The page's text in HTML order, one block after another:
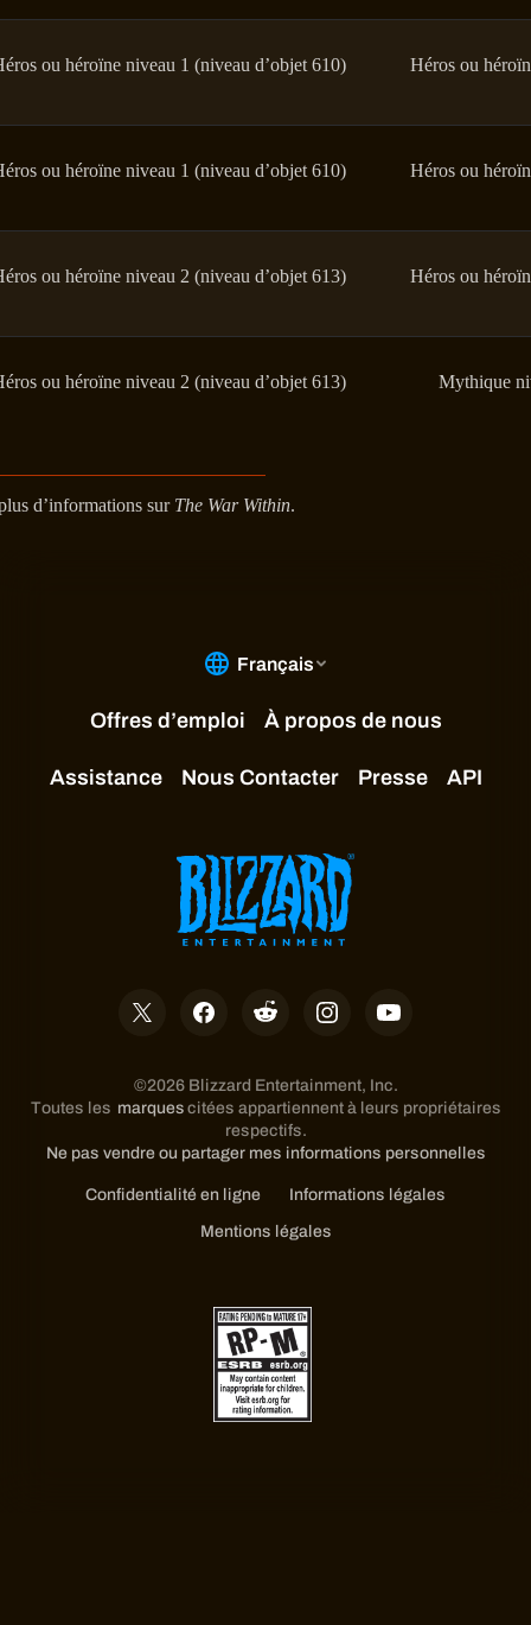
ou héroïne niveau 1 (niveau d’objet 610) Héros ou
ou héroïne niveau 1 (niveau d’objet 610) Héros ou
ou héroïne niveau 2 (niveau d’objet 613) Héros ou
ou héroïne niveau 2 (niveau d’objet 613) Mythique
d’informations sur The War Within.